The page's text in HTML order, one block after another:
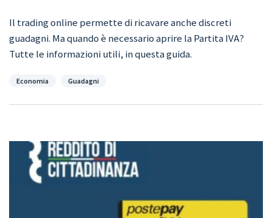
Il trading online permette di ricavare anche discreti
guadagni. Ma quando è necessario aprire la Partita IVA?
Tutte le informazioni utili, in questa guida.
Categorie
Economia Guadagni